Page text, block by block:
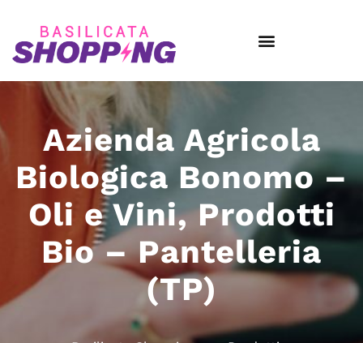
Azienda Agricola
Biologica Bonomo –
Oli e Vini, Prodotti
Bio – Pantelleria
(TP)